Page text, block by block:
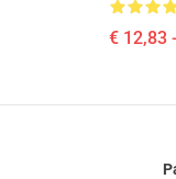
€ 12,83